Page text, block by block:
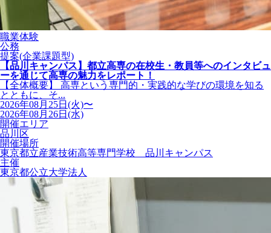
職業体験
公務
提案(企業課題型)
【品川キャンパス】都立高専の在校生・教員等へのインタビュ
ーを通じて高専の魅力をレポート！
【全体概要】 高専という専門的・実践的な学びの環境を知る
とともに、そ...
2026年08月25日(火)〜
2026年08月26日(水)
開催エリア
品川区
開催場所
東京都立産業技術高等専門学校 品川キャンパス
主催
東京都公立大学法人